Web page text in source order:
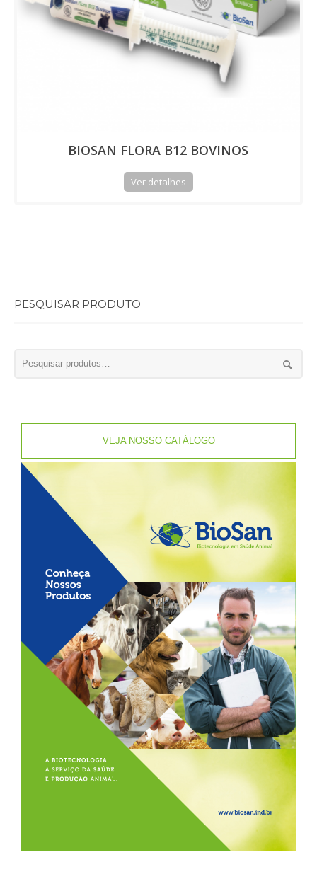
BIOSAN FLORA B12 BOVINOS
Ver detalhes
PESQUISAR PRODUTO
VEJA NOSSO CATÁLOGO